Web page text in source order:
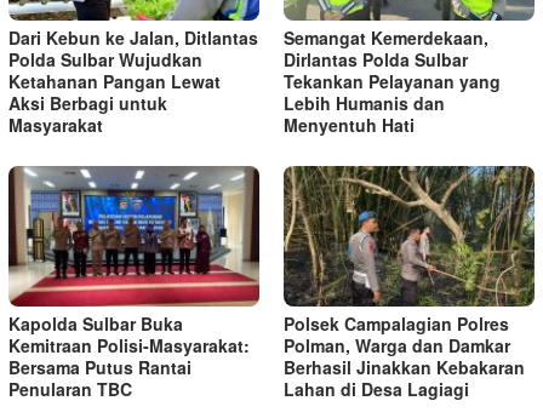
Dari Kebun ke Jalan, Ditlantas
Polda Sulbar Wujudkan
Ketahanan Pangan Lewat
Aksi Berbagi untuk
Masyarakat
Semangat Kemerdekaan,
Dirlantas Polda Sulbar
Tekankan Pelayanan yang
Lebih Humanis dan
Menyentuh Hati
Kapolda Sulbar Buka
Kemitraan Polisi‑Masyarakat:
Bersama Putus Rantai
Penularan TBC
Polsek Campalagian Polres
Polman, Warga dan Damkar
Berhasil Jinakkan Kebakaran
Lahan di Desa Lagiagi